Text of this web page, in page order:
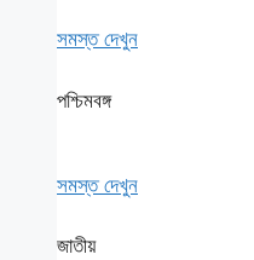
সমস্ত দেখুন
পশ্চিমবঙ্গ
সমস্ত দেখুন
জাতীয়